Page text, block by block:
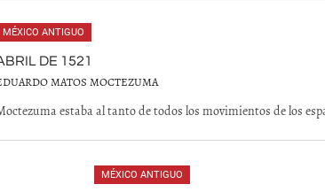
MÉXICO ANTIGUO
DE 1521
MATOS MOCTEZUMA
estaba al tanto de todos los movimientos de los
MÉXICO ANTIGUO